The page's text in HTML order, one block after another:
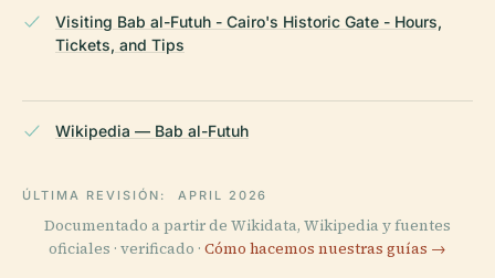
Visiting Bab al-Futuh - Cairo's Historic Gate - Hours,
Tickets, and Tips
Wikipedia — Bab al-Futuh
ÚLTIMA REVISIÓN: APRIL 2026
Documentado a partir de Wikidata, Wikipedia y fuentes
oficiales · verificado · Cómo hacemos nuestras guías →